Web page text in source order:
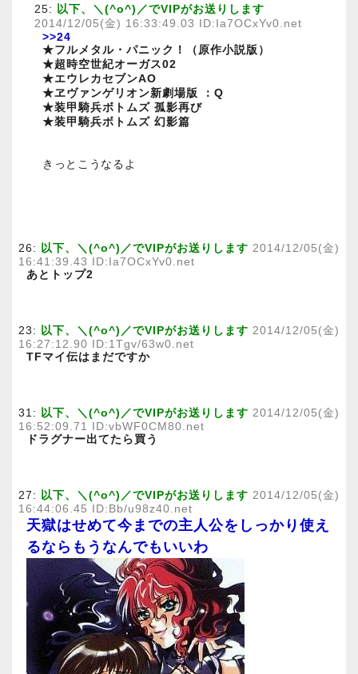
25: 以下、＼(^o^)／でVIPがお送りします
2014/12/05(金) 16:33:49.03 ID:Ia7OCxYv0.net
>>24
★フルメタル・パニック！（原作小説版）
★超時空世紀オーガス02
★エウレカセブンAO
★ヱヴァンゲリオン新劇場版 ：Q
★装甲騎兵ボトムズ 孤影再び
★装甲騎兵ボトムズ 幻影篇
きっとこうなるよ
26: 以下、＼(^o^)／でVIPがお送りします 2014/12/05(金)
16:41:39.43 ID:Ia7OCxYv0.net
あとトップ2
23: 以下、＼(^o^)／でVIPがお送りします 2014/12/05(金)
16:27:12.90 ID:1Tgv/63w0.net
TFマイ伝はまだですか
31: 以下、＼(^o^)／でVIPがお送りします 2014/12/05(金)
16:52:09.71 ID:vbWF0CM80.net
ドラグナー出てたら買う
27: 以下、＼(^o^)／でVIPがお送りします 2014/12/05(金)
16:44:06.45 ID:Bb/u98z40.net
天獄はせめて今までの主人公をしっかり使え
るならもうなんでもいいわ